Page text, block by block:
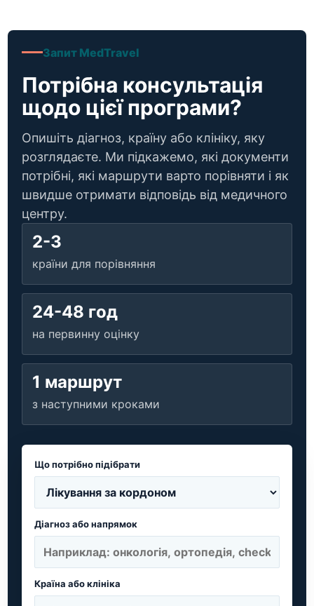
Запит MedTravel
Потрібна консультація
щодо цієї програми?
Опишіть діагноз, країну або клініку, яку
розглядаєте. Ми підкажемо, які документи
потрібні, які маршрути варто порівняти і як
швидше отримати відповідь від медичного
центру.
2-3
країни для порівняння
24-48 год
на первинну оцінку
1 маршрут
з наступними кроками
Що потрібно підібрати
Діагноз або напрямок
Країна або клініка